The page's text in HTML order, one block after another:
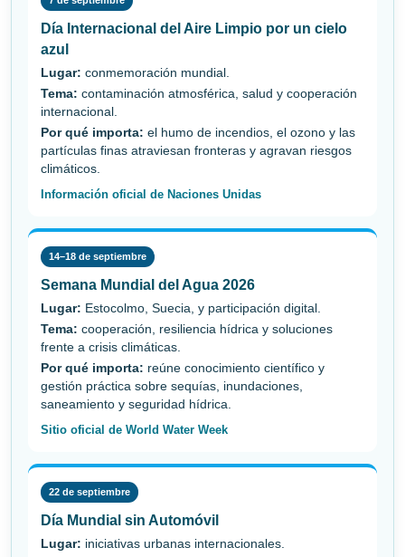
Día Internacional del Aire Limpio por un cielo
azul
Lugar: conmemoración mundial.
Tema: contaminación atmosférica, salud y cooperación
internacional.
Por qué importa: el humo de incendios, el ozono y las
partículas finas atraviesan fronteras y agravan riesgos
climáticos.
Información oficial de Naciones Unidas
14–18 de septiembre
Semana Mundial del Agua 2026
Lugar: Estocolmo, Suecia, y participación digital.
Tema: cooperación, resiliencia hídrica y soluciones
frente a crisis climáticas.
Por qué importa: reúne conocimiento científico y
gestión práctica sobre sequías, inundaciones,
saneamiento y seguridad hídrica.
Sitio oficial de World Water Week
22 de septiembre
Día Mundial sin Automóvil
Lugar: iniciativas urbanas internacionales.